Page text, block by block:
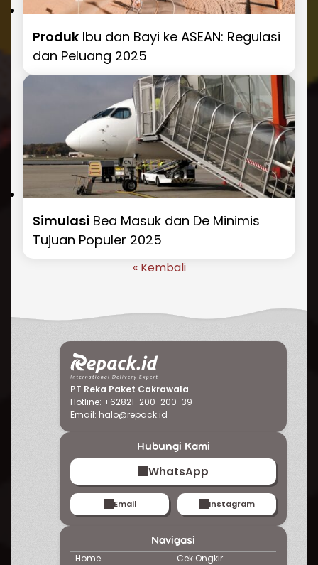
Produk Ibu dan Bayi ke ASEAN: Regulasi
dan Peluang 2025
Simulasi Bea Masuk dan De Minimis
Tujuan Populer 2025
« Kembali
PT Reka Paket Cakrawala
Hotline: +62821-200-200-39
Email: halo@repack.id
Hubungi Kami
WhatsApp
Email Instagram
Navigasi
Home
Cek Ongkir